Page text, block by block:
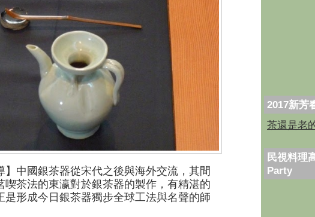
中國銀茶器從宋代之後與海外交流，其間
喫茶法的東瀛對於銀茶器的製作，有精湛的
是形成今日銀茶器獨步全球工法與名聲的師
2017新芳
茶還是老
民視料理
Party